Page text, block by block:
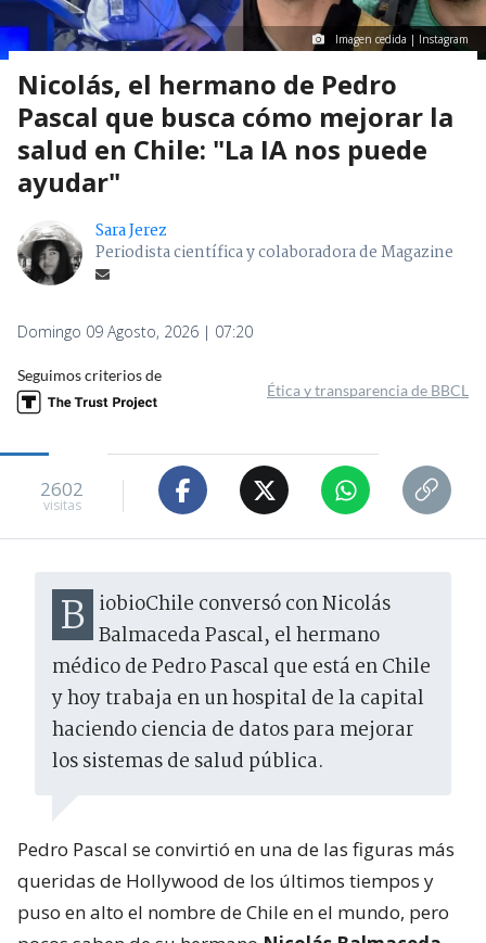
Imagen cedida | Instagram
Nicolás, el hermano de Pedro
Pascal que busca cómo mejorar la
salud en Chile: "La IA nos puede
ayudar"
Sara Jerez
Periodista científica y colaboradora de Magazine
Domingo 09 Agosto, 2026 | 07:20
Seguimos criterios de
Ética y transparencia de BBCL
2602
visitas
BiobioChile conversó con Nicolás Balmaceda Pascal, el hermano
médico de Pedro Pascal que está en Chile
y hoy trabaja en un hospital de la capital
haciendo ciencia de datos para mejorar
los sistemas de salud pública.
Pedro Pascal se convirtió en una de las figuras más
queridas de Hollywood de los últimos tiempos y
puso en alto el nombre de Chile en el mundo, pero